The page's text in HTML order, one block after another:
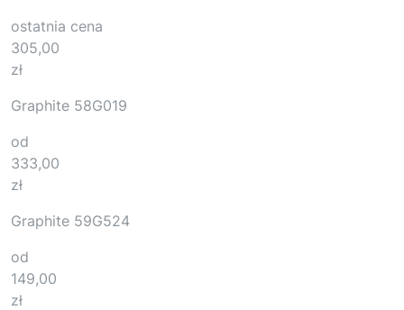
ostatnia cena
305,00
zł
Graphite 58G019
od
333,00
zł
Graphite 59G524
od
149,00
zł